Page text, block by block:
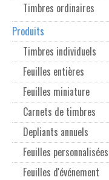
Timbres ordinaires
Produits
Timbres individuels
Feuilles entières
Feuilles miniature
Carnets de timbres
Depliants annuels
Feuilles personnalisées
Feuilles d'événement